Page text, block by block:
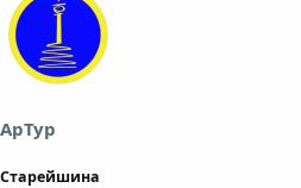
АрТур
Старейшина